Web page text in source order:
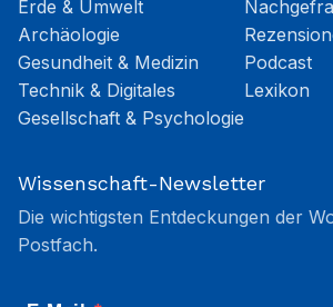
Erde & Umwelt
Archäologie
Gesundheit & Medizin
Technik & Digitales
Gesellschaft & Psychologie
Podcast
Lexikon
Wissenschaft-Newsletter
Die wichtigsten Entdeckungen der
Postfach.